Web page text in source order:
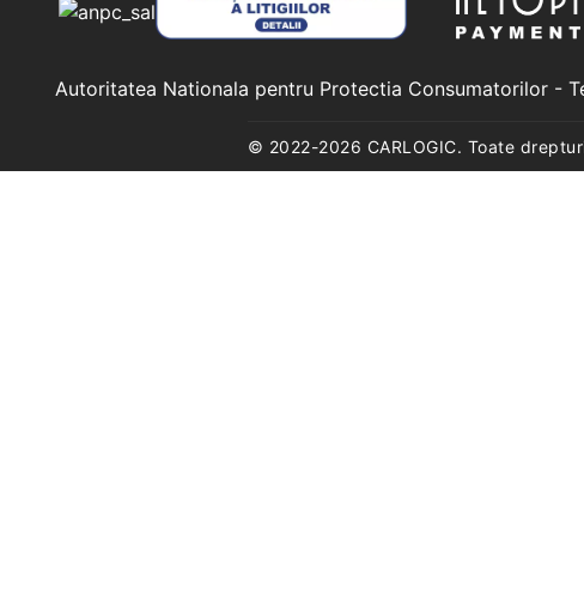
Autoritatea Nationala pentru Protectia Consumatorilor-
© 2022-2026 CARLOGIC. Toate